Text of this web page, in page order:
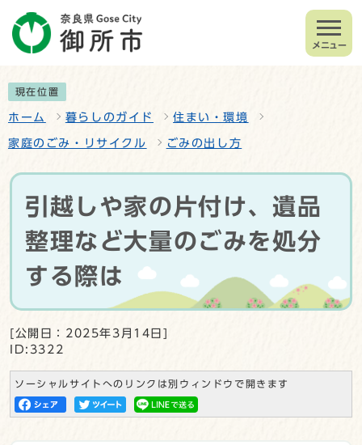
メニュー
現在位置
ホーム 暮らしのガイド 住まい・環境
家庭のごみ・リサイクル ごみの出し方
引越しや家の片付け、遺品
整理など大量のごみを処分
する際は
[公開日：2025年3月14日]
ID:3322
ソーシャルサイトへのリンクは別ウィンドウで開きます